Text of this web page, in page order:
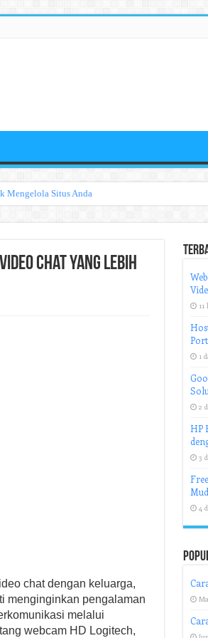
Mengelola Situs Anda
Chat yang Lebih
chat dengan keluarga,
menginginkan pengalaman
melalui
webcam HD Logitech,
1
2
HP
3
4